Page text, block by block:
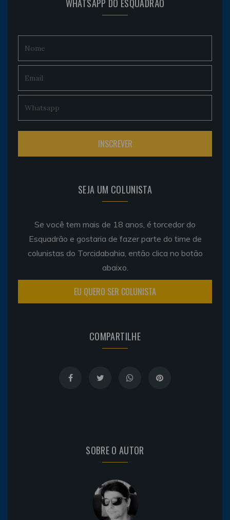
WHATSAPP DO ESQUADRÃO
SEJA UM COLUNISTA
Se você tem mais de 18 anos, é torcedor do
Esquadrão e gostaria de fazer parte do time de
colunistas do Torcidabahia, então clica no botão
abaixo.
EU QUERO SER COLUNISTA
COMPARTILHE
SOBRE O AUTOR